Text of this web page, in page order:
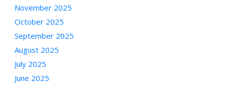
November 2025
October 2025
September 2025
August 2025
July 2025
June 2025